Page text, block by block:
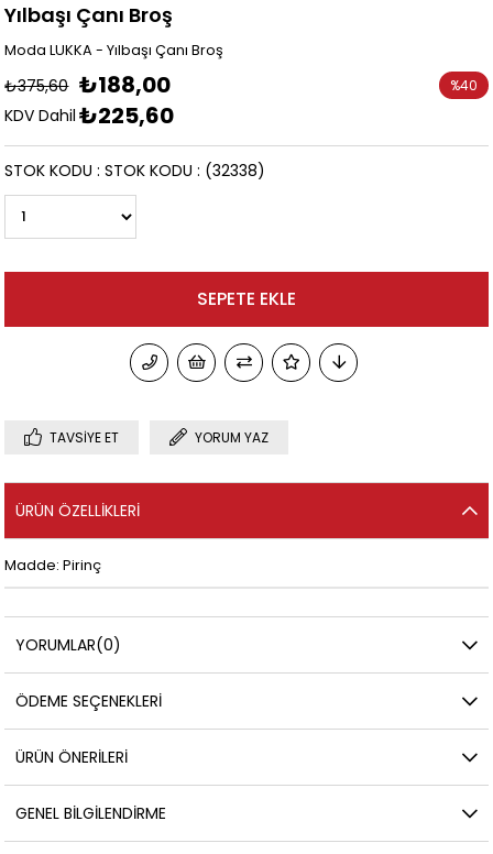
Yılbaşı Çanı Broş
Moda LUKKA - Yılbaşı Çanı Broş
₺375,60 ₺188,00
KDV Dahil ₺225,60
%40
(32338)
STOK KODU STOK KODU
TAVSIYE ET YORUM YAZ
ÜRÜN ÖZELLIKLERI
Madde: Pirinç
YORUMLAR(0)
ÖDEME SEÇENEKLERI
ÜRÜN ÖNERILERI
GENEL BILGILENDIRME